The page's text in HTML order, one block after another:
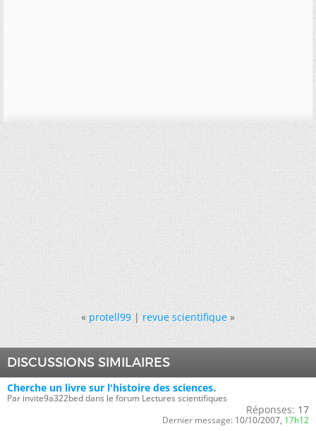
« protell99|revue scientifique »
DISCUSSIONS SIMILAIRES
Cherche un livre sur l'histoire des sciences.
Par invite9a322bed dans le forum Lectures scientifiques
Réponses: 17
Dernier message: 10/10/2007, 17h12